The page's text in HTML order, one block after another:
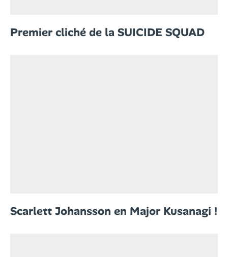
Premier cliché de la SUICIDE SQUAD
Scarlett Johansson en Major Kusanagi !